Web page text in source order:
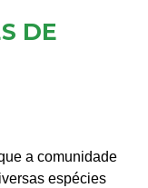
DE
a comunidade
espécies